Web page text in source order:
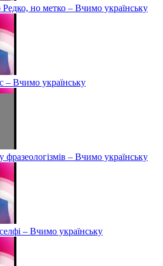
Редко, но метко – Вчимо українську
– Вчимо українську
– Вчимо українську
– Вчимо українську